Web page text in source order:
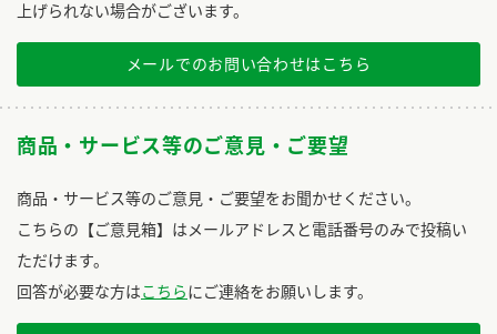
上げられない場合がございます。
メールでのお問い合わせはこちら
商品・サービス等のご意見・ご要望
商品・サービス等のご意見・ご要望をお聞かせください。
こちらの【ご意見箱】はメールアドレスと電話番号のみで投稿い
ただけます。
回答が必要な方はこちらにご連絡をお願いします。